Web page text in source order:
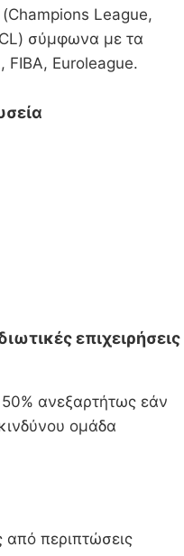
League,
σύμφωνα με τα
FIBA, Euroleague.
επιχειρήσεις
ανεξαρτήτως εάν
ομάδα
περιπτώσεις